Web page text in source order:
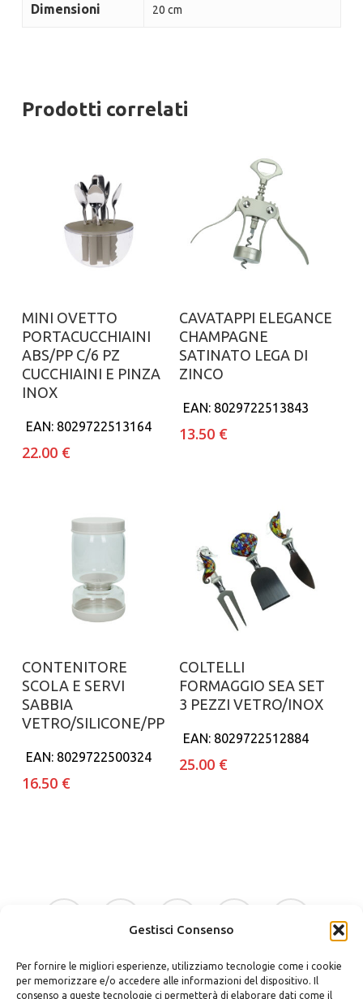
Gestisci Consenso
Per fornire le migliori esperienze, utilizziamo tecnologie come i cookie
per memorizzare e/o accedere alle informazioni del dispositivo. Il
consenso a queste tecnologie ci permetterà di elaborare dati come il
Dimensioni 20 cm
Prodotti correlati
Aggiungi al carrello
MINI OVETTO
PORTACUCCHIAINI
ABS/PP C/6 PZ
CUCCHIAINI E PINZA
INOX
EAN: 8029722513164
22.00 €
Aggiungi al carrello
CAVATAPPI ELEGANCE
CHAMPAGNE
SATINATO LEGA DI
ZINCO
EAN: 8029722513843
13.50 €
Aggiungi al carrello
CONTENITORE
SCOLA E SERVI
SABBIA
VETRO/SILICONE/PP
EAN: 8029722500324
16.50 €
Aggiungi al carrello
COLTELLI
FORMAGGIO SEA SET
3 PEZZI VETRO/INOX
EAN: 8029722512884
25.00 €
facebook
google-
instagram whatsapp tiktok
phone email